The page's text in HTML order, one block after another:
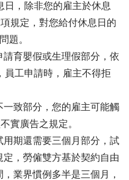
日，除非您的雇主於休息
規定，對您給付休息日的
題。
育嬰假或生理假部分，依
員工申請時，雇主不得拒
一致部分，您的雇主可能觸
實廣告之規定。
期還需要三個月部分，試
，勞僱雙方基於契約自由
業界慣例多半是三個月，